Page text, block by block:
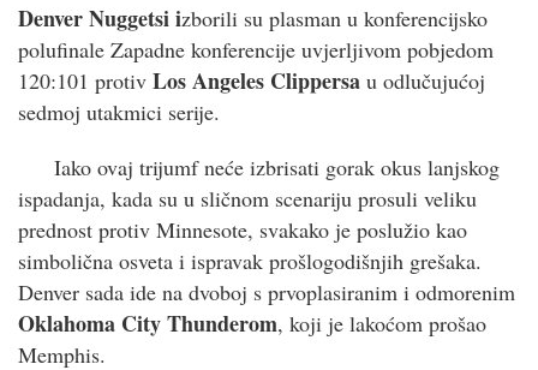
Denver Nuggetsi izborili su plasman u konferencijsko
polufinale Zapadne konferencije uvjerljivom pobjedom
120:101 protiv Los Angeles Clippersa u odlučujućoj
sedmoj utakmici serije.
Iako ovaj trijumf neće izbrisati gorak okus lanjskog
ispadanja, kada su u sličnom scenariju prosuli veliku
prednost protiv Minnesote, svakako je poslužio kao
simbolična osveta i ispravak prošlogodišnjih grešaka.
Denver sada ide na dvoboj s prvoplasiranim i odmorenim
Oklahoma City Thunderom, koji je lakoćom prošao
Memphis.